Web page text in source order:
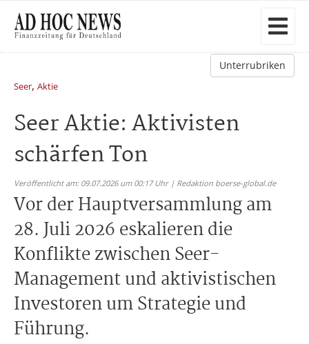
Unterrubriken
Seer, Aktie
Seer Aktie: Aktivisten
schärfen Ton
Veröffentlicht am: 09.07.2026 um 00:17 Uhr | Redaktion boerse-global.de
Vor der Hauptversammlung am
28. Juli 2026 eskalieren die
Konflikte zwischen Seer-
Management und aktivistischen
Investoren um Strategie und
Führung.